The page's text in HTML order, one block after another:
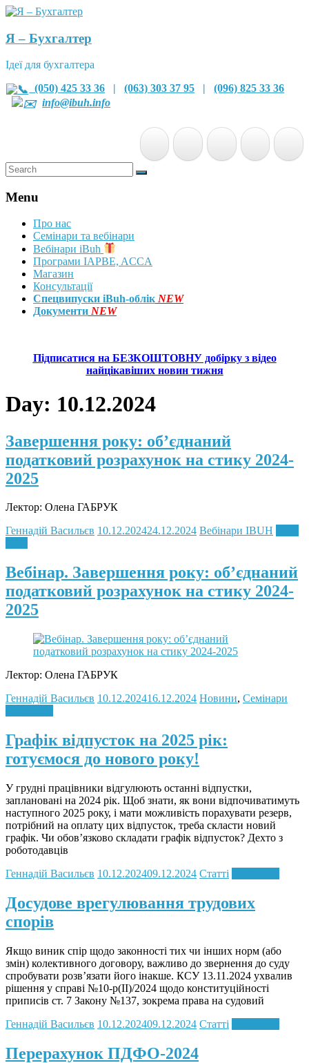
Я – Бухгалтер
Ідеї для бухгалтера
(050) 425 33 36 |(063) 303 37 95 |(096) 825 33 36
info@ibuh.info
Menu
Про нас
Семінари та вебінари
Вебінари iBuh
Програми IAPBE, ACCA
Магазин
Консультації
Спецвипуски iBuh-облік NEW
Документи NEW
Підписатися на БЕЗКОШТОВНУ добірку з відео
найцікавіших новин тижня
Day: 10.12.2024
Завершення року: об’єднаний
податковий розрахунок на стику 2024-
2025
Лектор: Олена ГАБРУК
Геннадій Васильєв 10.12.202424.12.2024 Вебінари IBUH
Вебінар. Завершення року: об’єднаний
податковий розрахунок на стику 2024-
2025
Лектор: Олена ГАБРУК
Геннадій Васильєв 10.12.202416.12.2024 Новини, Семінари
Графік відпусток на 2025 рік:
готуємося до нового року!
У грудні працівники відгулюють останні відпустки,
заплановані на 2024 рік. Щоб знати, як вони відпочиватимуть
наступного 2025 року, і мати можливість порахувати резерв,
потрібний на оплату цих відпусток, треба скласти новий
графік. Чи обов’язково складати графік відпусток? Дехто з
роботодавців
Геннадій Васильєв 10.12.202409.12.2024 Статті
Досудове врегулювання трудових
спорів
Якщо виник спір щодо законності тих чи інших норм (або
змін) колективного договору, важливо до звернення до суду
спробувати розв’язати його інакше. КСУ 13.11.2024 ухвалив
рішення у справі №10-р(ІІ)/2024 щодо конституційності
приписів ст. 7 Закону №137, зокрема права на судовий
Геннадій Васильєв 10.12.202409.12.2024 Статті
Перерахунок ПДФО-2024